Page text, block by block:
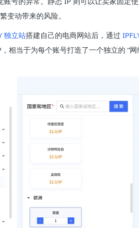
变动带来的风险。
独立站搭建自己的电商网站后，通过
相当于为每个账号打造了一个独立的 “